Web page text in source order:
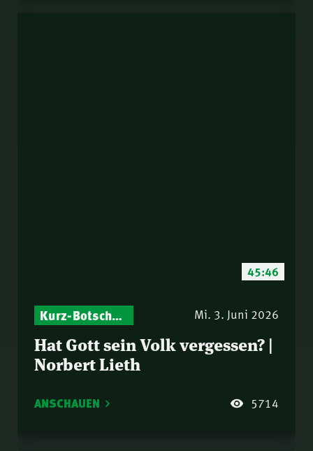
45:46
Israel – Biblische Perspektiven & aktuelle Einordnungen
Kurz-Botschaften – Biblische Impulse mit Zukunft im Blick Mi. 3. Juni 2026
Hat Gott sein Volk vergessen? |
Norbert Lieth
ANSCHAUEN 5714